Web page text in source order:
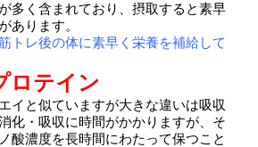
多く含まれており、摂取すると素早
あります。
トレ後の体に素早く栄養を補給して
テイン
イと似ていますが大きな違いは吸収
化・吸収に時間がかかりますが、 そ
酸濃度を長時間にわたって保つこと